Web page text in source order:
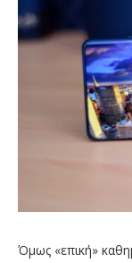
Όμως «επική»